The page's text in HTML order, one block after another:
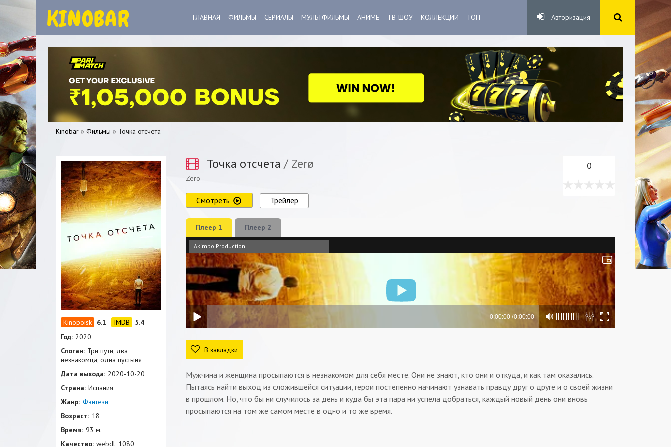
ГЛАВНАЯ ФИЛЬМЫ СЕРИАЛЫ МУЛЬТФИЛЬМЫ АНИМЕ ТВ-ШОУ КОЛЛЕКЦИИ ТОП Авторизация
Kinobar » Фильмы » Точка отсчета
Точка отсчета / Zerø
Zero
0
0
1 2 3 4 5
Смотреть Трейлер
Плеер 1 Плеер 2
Akimbo Production
В закладки
Мужчина и женщина просыпаются в незнакомом для себя месте. Они не знают, кто они и откуда, и как там оказались.
Пытаясь найти выход из сложившейся ситуации, герои постепенно начинают узнавать правду друг о друге и о своей жизни
в прошлом. Но, что бы ни случилось за день и куда бы эта пара ни успела добраться, каждый новый день они вновь
просыпаются на том же самом месте в одно и то же время.
6.1
5.4
Год: 2020
Слоган: Три пути, два
незнакомца, одна пустыня
Дата выхода: 2020-10-20
Страна: Испания
Жанр: Фэнтези
Возраст: 18
Время: 93 м.
Качество: webdl_1080